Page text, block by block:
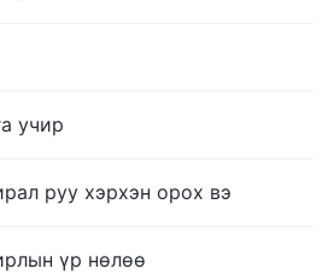
учир
руу хэрхэн орох вэ
үр нөлөө